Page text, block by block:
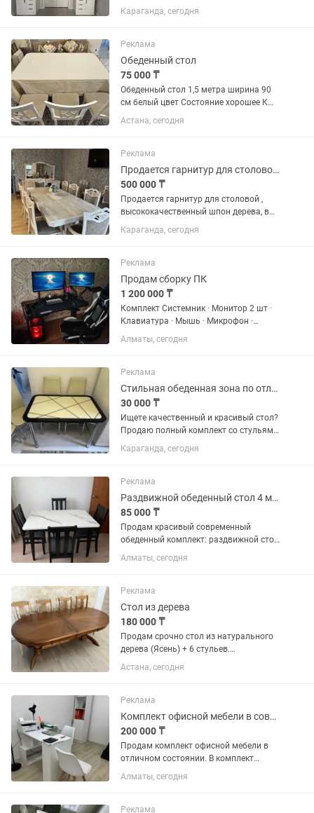
функционального комплекта! ✨ 🛋️ В
наборе: • Большой 4-дверный шкаф:
стильными темными ручками.
Идеально для...
Караганда, сегодня
Реклама
Обеденный стол
75 000 ₸
Обеденный стол 1,5 метра ширина 90
см белый цвет Состояние хорошее К
нему идут 9 стульев
Астана, сегодня
Реклама
Продается гарнитур для столовой , стол, 10 стульев , сервант , трюмо
500 000 ₸
Продается гарнитур для столовой ,
высококачественный шпон дерева, в
комплект входит , стол раздвижной
размер 240 -280 мм на 120 мм, также
, трюмо с зеркалом для...
Караганда, сегодня
Реклама
Продам сборку ПК
1 200 000 ₸
Комплект Системник · Монитор 2 шт ·
Клавиатура · Мышь · Микрофон ·
Кронштейны · Стол · Стул · Камера ---
Стоимость - Системный блок — 859 990
Итого — 983 990...
Алматы, сегодня
Реклама
Стильная обеденная зона по отличной цене!
30 000 ₸
Ищете качественный и красивый стол?
Продаю полный комплект со стульями.
У стола интересная стеклянная
поверхность с рисунком — смотрится
на надежном...
Караганда, сегодня
Реклама
Раздвижной обеденный стол 4 мягких стула. Комплект для кухни и столовой
85 000 ₸
Продам красивый современный
обеденный комплект: раздвижной стол
и 4 мягких стула. Размер стола 120 на
80 см а в раздвинутом виде 160 на 80
выполнена в стильном дизайне...
Алматы, сегодня
Реклама
Стол из дерева
180 000 ₸
Продам срочно стол из натурального
дерева (Ясень) + 6 стульев.
Выдвигается до 4-х метров, имеются
две приставки. Самовывоз, район
Астана, сегодня
Реклама
Комплект офисной мебели в современном стиле
200 000 ₸
Продам комплект офисной мебели в
отличном состоянии. В комплект
входит: • рабочий стол; •
вместительный шкаф; • открытый
комод с четырьмя выдвижными
Алматы, сегодня
Реклама